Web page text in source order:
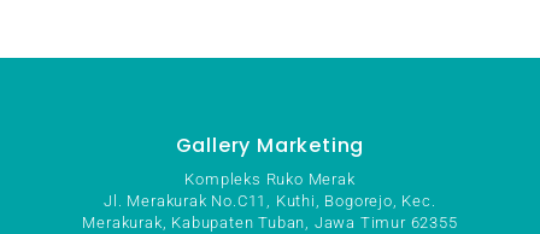
Gallery Marketing
Kompleks Ruko Merak
Jl. Merakurak No.C11, Kuthi, Bogorejo, Kec.
Merakurak, Kabupaten Tuban, Jawa Timur 62355